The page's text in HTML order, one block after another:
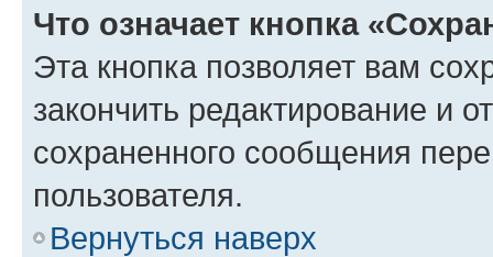
Что означает кнопка
Эта кнопка позволяет вам
закончить редактирование и
сохраненного сообщения
пользователя.
Вернуться наверх